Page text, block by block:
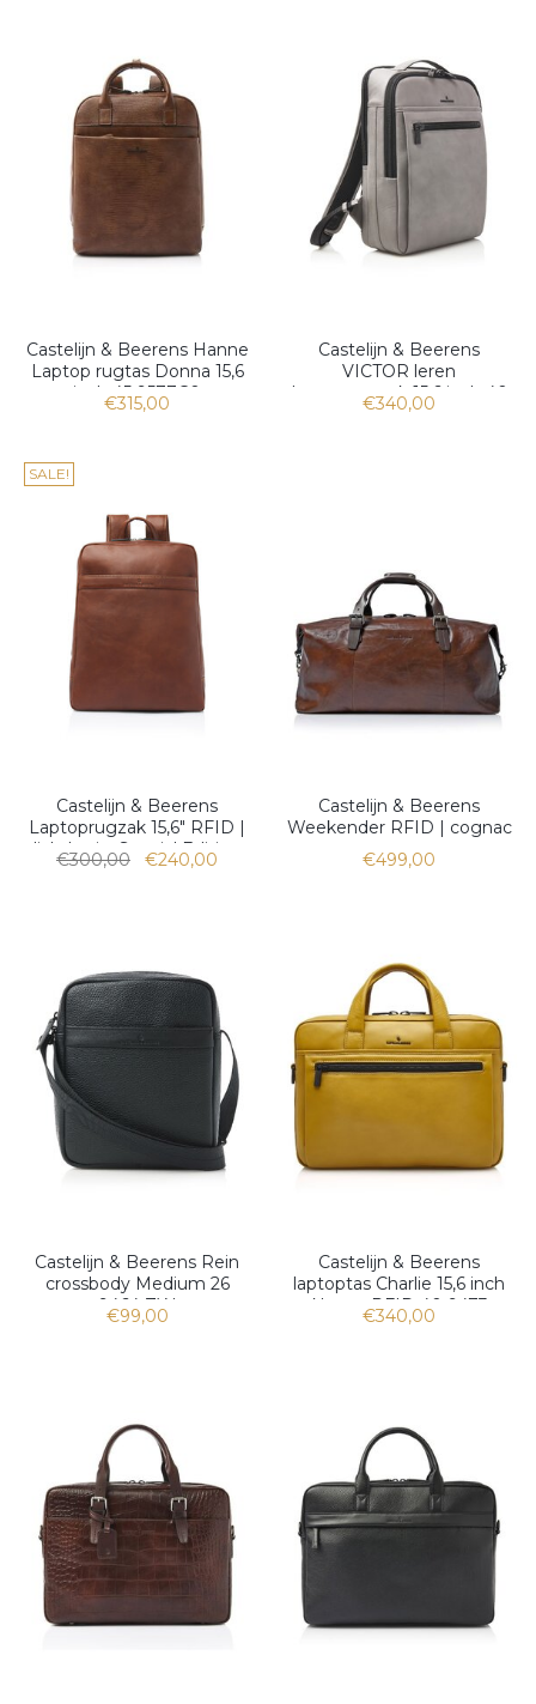
Castelijn & Beerens Hanne
Laptop rugtas Donna 15,6
inch 45 9577C0
€315,00
Castelijn & Beerens
VICTOR leren
Laptoprugzak 15,6 inch 40
9576
€340,00
SALE!
Castelijn & Beerens
Laptoprugzak 15,6" RFID |
lichtbruin. Special Edition
€300,00 €240,00
Castelijn & Beerens
Weekender RFID | cognac
€499,00
Castelijn & Beerens Rein
crossbody Medium 26
9464 ZW
€99,00
Castelijn & Beerens
laptoptas Charlie 15,6 inch
Nappa RFID 40 9473
€340,00